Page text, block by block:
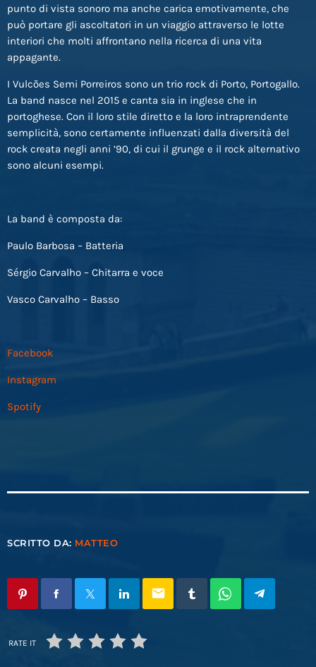
punto di vista sonoro ma anche carica emotivamente, che
può portare gli ascoltatori in un viaggio attraverso le lotte
interiori che molti affrontano nella ricerca di una vita
appagante.
I Vulcões Semi Porreiros sono un trio rock di Porto, Portogallo.
La band nasce nel 2015 e canta sia in inglese che in
portoghese. Con il loro stile diretto e la loro intraprendente
semplicità, sono certamente influenzati dalla diversità del
rock creata negli anni ’90, di cui il grunge e il rock alternativo
sono alcuni esempi.
La band è composta da:
Paulo Barbosa – Batteria
Sérgio Carvalho – Chitarra e voce
Vasco Carvalho – Basso
Facebook
Instagram
Spotify
SCRITTO DA: MATTEO
email
RATE IT